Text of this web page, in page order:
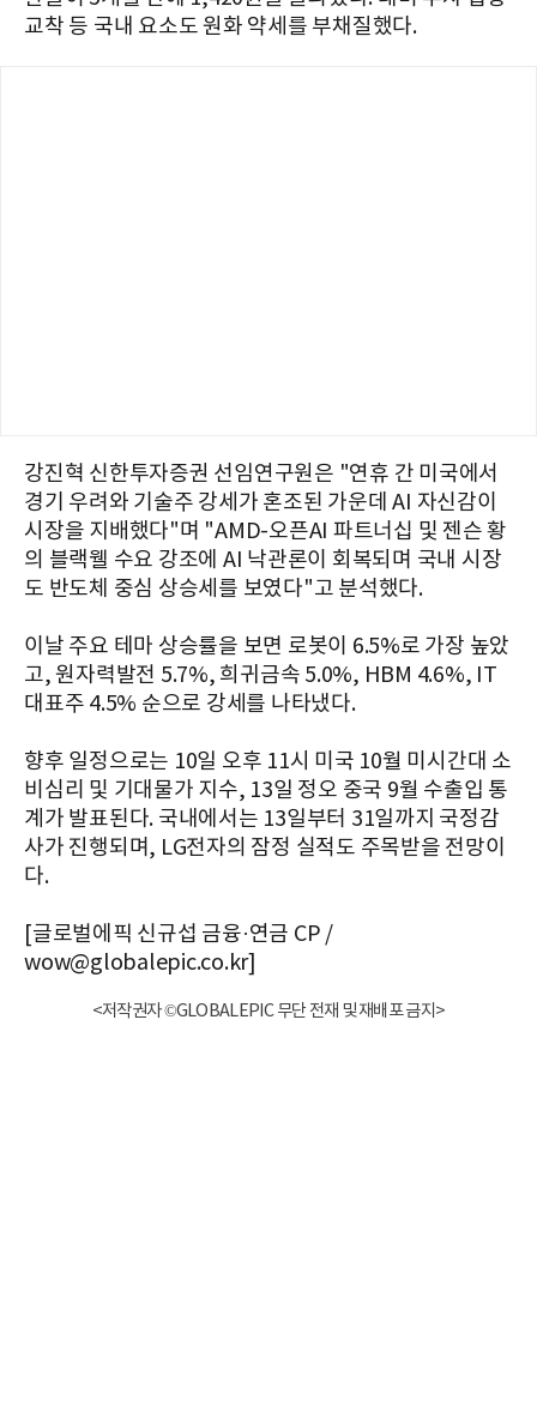
교착 등 국내 요소도 원화 약세를 부채질했다.
강진혁 신한투자증권 선임연구원은 "연휴 간 미국에서
경기 우려와 기술주 강세가 혼조된 가운데 AI 자신감이
시장을 지배했다"며 "AMD-오픈AI 파트너십 및 젠슨 황
의 블랙웰 수요 강조에 AI 낙관론이 회복되며 국내 시장
도 반도체 중심 상승세를 보였다"고 분석했다.
이날 주요 테마 상승률을 보면 로봇이 6.5%로 가장 높았
고, 원자력발전 5.7%, 희귀금속 5.0%, HBM 4.6%, IT
대표주 4.5% 순으로 강세를 나타냈다.
향후 일정으로는 10일 오후 11시 미국 10월 미시간대 소
비심리 및 기대물가 지수, 13일 정오 중국 9월 수출입 통
계가 발표된다. 국내에서는 13일부터 31일까지 국정감
사가 진행되며, LG전자의 잠정 실적도 주목받을 전망이
다.
[글로벌에픽 신규섭 금융·연금 CP /
wow@globalepic.co.kr]
<저작권자 ©GLOBALEPIC 무단 전재 및 재배포 금지>